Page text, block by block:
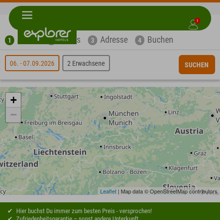
1
1 Suche Extras 3 Adresse 4 Buchen
06. - 07.09.2026 2 Erwachsene SUCHEN
+
−
Leaflet | Map data © OpenStreetMap contributors
Hier buchst Du immer zum besten Preis - versprochen!